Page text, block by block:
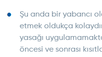
Şu anda bir yabancı
etmek oldukça
yasağı
öncesi ve sonrası